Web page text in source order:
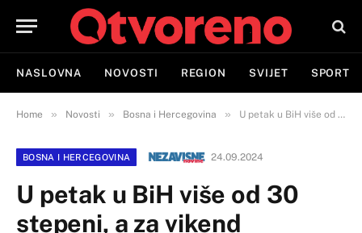
NASLOVNA NOVOSTI REGION SVIJET SPORT
Home » Novosti » Bosna i Hercegovina » U petak u BiH više od 30 stepeni, a za vikend temperaturni šok
BOSNA I HERCEGOVINA 24.09.2024
U petak u BiH više od 30
stepeni, a za vikend